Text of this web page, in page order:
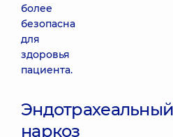
более
безопасна
для
здоровья
пациента.
Эндотрахеальный
наркоз